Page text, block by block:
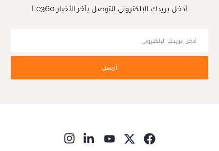
أدخل بريدك الإلكتروني للتوصل بآخر الأخبار Le360
أرسل